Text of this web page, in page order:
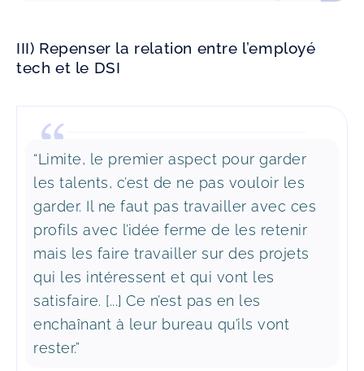
III) Repenser la relation entre l’employé
tech et le DSI
“Limite, le premier aspect pour garder
les talents, c’est de ne pas vouloir les
garder. Il ne faut pas travailler avec ces
profils avec l’idée ferme de les retenir
mais les faire travailler sur des projets
qui les intéressent et qui vont les
satisfaire. [...] Ce n’est pas en les
enchaînant à leur bureau qu’ils vont
rester.”